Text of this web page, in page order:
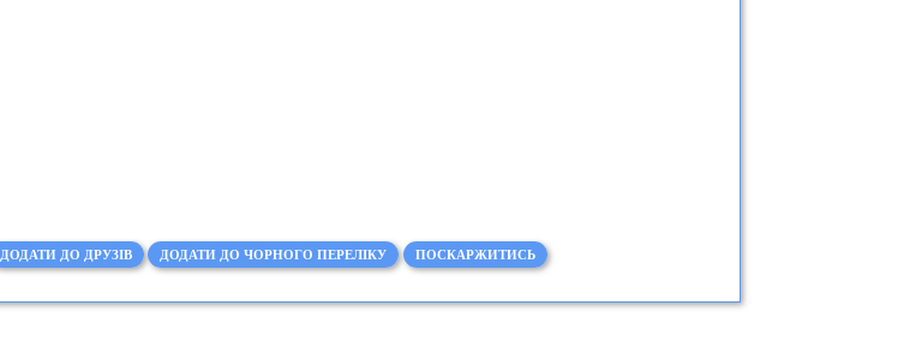
ДОДАТИ ДО ДРУЗІВ ДОДАТИ ДО ЧОРНОГО ПЕРЕЛІКУ ПОСКАРЖИТИСЬ